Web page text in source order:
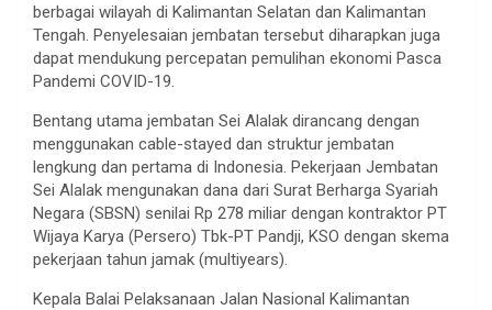
berbagai wilayah di Kalimantan Selatan dan Kalimantan
Tengah. Penyelesaian jembatan tersebut diharapkan juga
dapat mendukung percepatan pemulihan ekonomi Pasca
Pandemi COVID-19.
Bentang utama jembatan Sei Alalak dirancang dengan
menggunakan cable-stayed dan struktur jembatan
lengkung dan pertama di Indonesia. Pekerjaan Jembatan
Sei Alalak mengunakan dana dari Surat Berharga Syariah
Negara (SBSN) senilai Rp 278 miliar dengan kontraktor PT
Wijaya Karya (Persero) Tbk-PT Pandji, KSO dengan skema
pekerjaan tahun jamak (multiyears).
Kepala Balai Pelaksanaan Jalan Nasional Kalimantan